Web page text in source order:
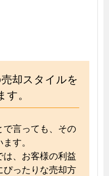
却スタイルを
。
言っても、その
す。
、お客様の利益
ぴったりな売却方